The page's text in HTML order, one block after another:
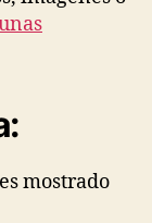
mostrado